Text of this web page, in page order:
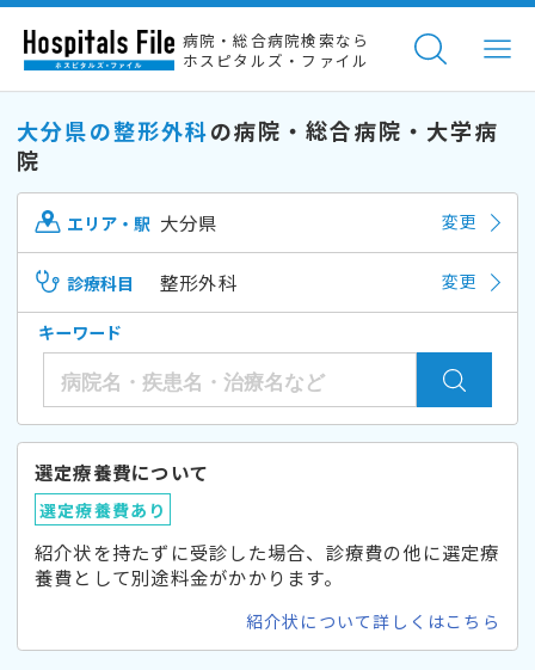
病院・総合病院検索なら
ホスピタルズ・ファイル
大分県の整形外科の病院・総合病院・大学病
院
エリア・駅 大分県 変更
診療科目 整形外科 変更
キーワード
選定療養費について
選定療養費あり
紹介状を持たずに受診した場合、診療費の他に選定療
養費として別途料金がかかります。
紹介状について詳しくはこちら